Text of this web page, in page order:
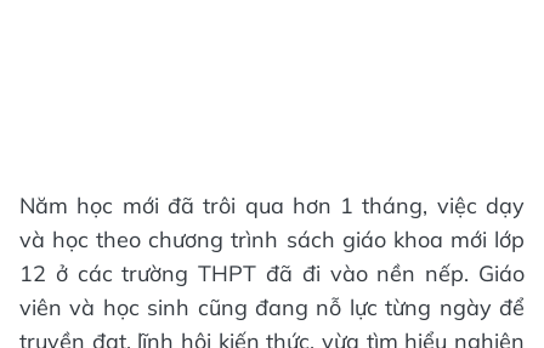
Năm học mới đã trôi qua hơn 1 tháng, việc dạy
và học theo chương trình sách giáo khoa mới lớp
12 ở các trường THPT đã đi vào nền nếp. Giáo
viên và học sinh cũng đang nỗ lực từng ngày để
truyền đạt, lĩnh hội kiến thức, vừa tìm hiểu nghiên